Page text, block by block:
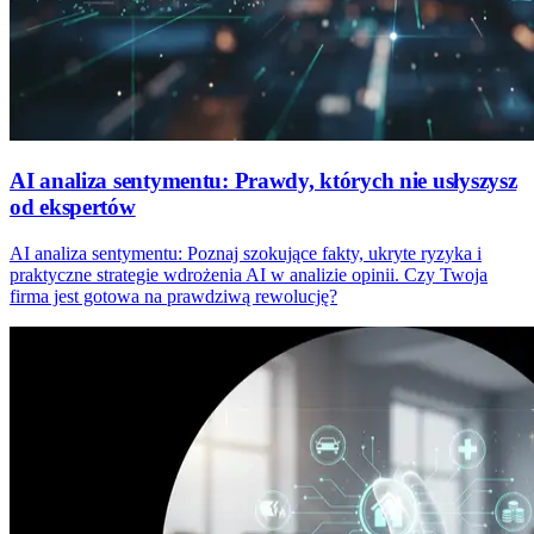
AI analiza sentymentu: Prawdy, których nie usłyszysz
od ekspertów
AI analiza sentymentu: Poznaj szokujące fakty, ukryte ryzyka i
praktyczne strategie wdrożenia AI w analizie opinii. Czy Twoja
firma jest gotowa na prawdziwą rewolucję?